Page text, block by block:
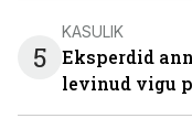
5
KASULIK
Eksperdid
levinud vigu